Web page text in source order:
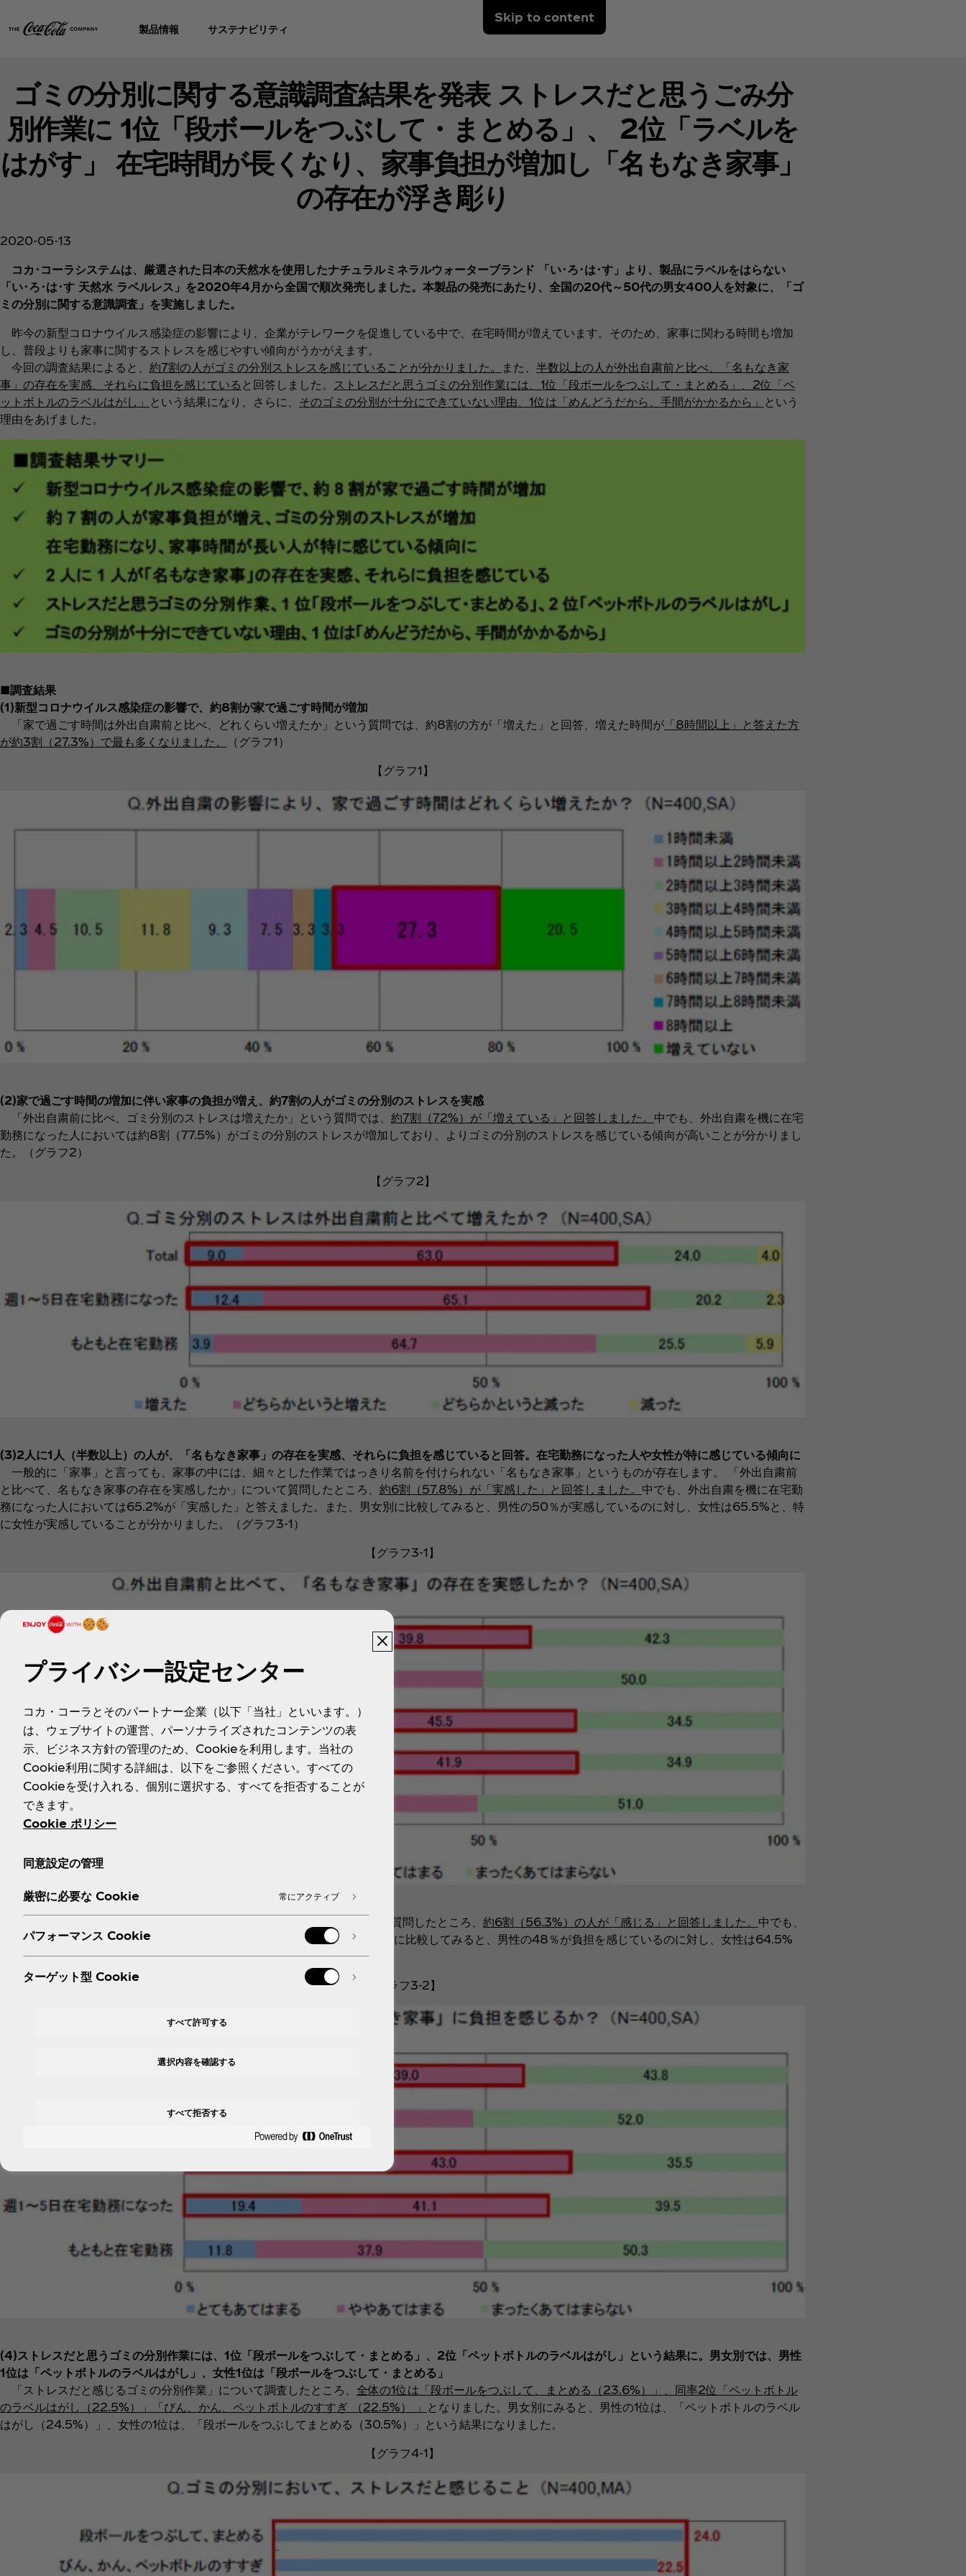
Skip to content
製品情報 サステナビリティ
ゴミの分別に関する意識調査結果を発表 ストレスだと思うごみ分
別作業に 1位「段ボールをつぶして・まとめる」、 2位「ラベルを
はがす」 在宅時間が長くなり、家事負担が増加し「名もなき家事」
の存在が浮き彫り
2020-05-13
コカ･コーラシステムは、厳選された日本の天然水を使用したナチュラルミネラルウォーターブランド 「い･ろ･は･す」より、製品にラベルをはらない
「い･ろ･は･す 天然水 ラベルレス」を2020年4月から全国で順次発売しました。本製品の発売にあたり、全国の20代～50代の男女400人を対象に、「ゴ
ミの分別に関する意識調査」を実施しました。
昨今の新型コロナウイルス感染症の影響により、企業がテレワークを促進している中で、在宅時間が増えています。そのため、家事に関わる時間も増加
し、普段よりも家事に関するストレスを感じやすい傾向がうかがえます。
今回の調査結果によると、 約7割の人がゴミの分別ストレスを感じていることが分かりました。 また、 半数以上の人が外出自粛前と比べ、「名もなき家
事」の存在を実感、それらに負担を感じている と回答しました。
ストレスだと思うゴミの分別作業には、1位「段ボールをつぶして・まとめる」、2位「ペ
ットボトルのラベルはがし」
という結果になり、さらに、 そのゴミの分別が十分にできていない理由、1位は「めんどうだから、手間がかかるから」
という
理由をあげました。
■調査結果
(1)新型コロナウイルス感染症の影響で、約8割が家で過ごす時間が増加
「家で過ごす時間は外出自粛前と比べ、どれくらい増えたか」という質問では、約8割の方が「増えた」と回答、増えた時間が 「8時間以上」と答えた方
が約3割（27.3%）で最も多くなりました。
（グラフ1）
【グラフ1】
(2)家で過ごす時間の増加に伴い家事の負担が増え、約7割の人がゴミの分別のストレスを実感
「外出自粛前に比べ、ゴミ分別のストレスは増えたか」という質問では、 約7割（72%）が「増えている」と回答しました。 中でも、外出自粛を機に在宅
勤務になった人においては約8割（77.5%）がゴミの分別のストレスが増加しており、よりゴミの分別のストレスを感じている傾向が高いことが分かりまし
た。（グラフ2）
【グラフ2】
(3)2人に1人（半数以上）の人が、「名もなき家事」の存在を実感、それらに負担を感じていると回答。在宅勤務になった人や女性が特に感じている傾向に
一般的に「家事」と言っても、家事の中には、細々とした作業ではっきり名前を付けられない「名もなき家事」というものが存在します。 「外出自粛前
と比べて、名もなき家事の存在を実感したか」について質問したところ、 約6割（57.8%）が「実感した」と回答しました。 中でも、外出自粛を機に在宅勤
務になった人においては65.2%が「実感した」と答えました。また、男女別に比較してみると、男性の50％が実感しているのに対し、女性は65.5%と、特
に女性が実感していることが分かりました。（グラフ3‐1）
【グラフ3-1】
また、「外出自粛前と比べて、名もなき家事について負担を感じるか」と質問したところ、 約6割（56.3%）の人が「感じる」と回答しました。 中でも、
在宅勤務になった人の60.5%が負担を感じているようです。こちらも男女別に比較してみると、男性の48％が負担を感じているのに対し、女性は64.5%
と、特に女性が負担に感じていることが分かりました。（グラフ3-2）
【グラフ3-2】
(4)ストレスだと思うゴミの分別作業には、1位「段ボールをつぶして・まとめる」、2位「ペットボトルのラベルはがし」という結果に。男女別では、男性
1位は「ペットボトルのラベルはがし」、女性1位は「段ボールをつぶして・まとめる」
「ストレスだと感じるゴミの分別作業」について調査したところ、 全体の1位は「段ボールをつぶして、まとめる（23.6%）」、同率2位「ペットボトル
のラベルはがし（22.5%）」「びん、かん、ペットボトルのすすぎ （22.5%） 」
となりました。男女別にみると、男性の1位は、「ペットボトルのラベル
はがし（24.5%）」、女性の1位は、「段ボールをつぶしてまとめる（30.5%）」という結果になりました。
【グラフ4-1】
プライバシー設定センター
コカ・コーラとそのパートナー企業（以下「当社」といいます。）
は、ウェブサイトの運営、パーソナライズされたコンテンツの表
示、ビジネス方針の管理のため、Cookieを利用します。当社の
Cookie利用に関する詳細は、以下をご参照ください。すべての
Cookieを受け入れる、個別に選択する、すべてを拒否することが
できます。
Cookie ポリシー
同意設定の管理
厳密に必要な Cookie 常にアクティブ
パフォーマンス Cookie
ターゲット型 Cookie
すべて許可する
すべて拒否する
選択内容を確認する